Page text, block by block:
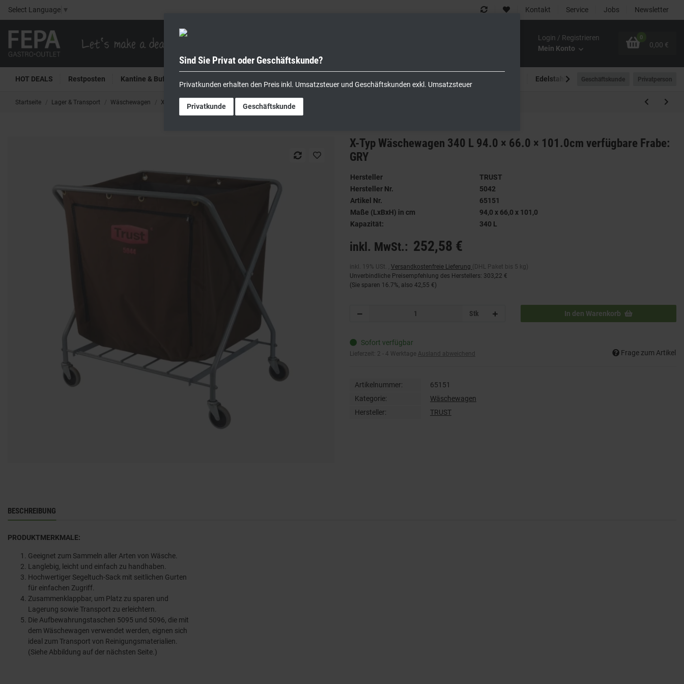
Select Language ▼ Kontakt Service Jobs Newsletter
Login / Registrieren
Mein Konto
0
0,00 €
HOT DEALS Restposten Kantine & Buffet Edelstahlmöbel Outdoor-Bereich
Geschäftskunde Privatperson
Startseite Lager & Transport Wäschewagen X-Typ Wäschewagen 340 L 94.0 × 66.0 × 101.0cm verfügbare Frabe: GRY
X-Typ Wäschewagen 340 L 94.0 × 66.0 × 101.0cm verfügbare Frabe:
GRY
Hersteller
TRUST
Hersteller Nr.
5042
Artikel Nr.
65151
Maße (LxBxH) in cm
94,0 x 66,0 x 101,0
Kapazität:
340 L
inkl. MwSt.: 252,58 €
inkl. 19% USt. , Versandkostenfreie Lieferung (DHL Paket bis 5 kg)
Unverbindliche Preisempfehlung des Herstellers: 303,22 €
(Sie sparen 16.7%, also 42,55 €)
Stk In den Warenkorb
Sofort verfügbar
Lieferzeit: 2 - 4 Werktage Ausland abweichend Frage zum Artikel
Artikelnummer:
65151
Kategorie:
Wäschewagen
Hersteller:
TRUST
BESCHREIBUNG
PRODUKTMERKMALE:
Geeignet zum Sammeln aller Arten von Wäsche.
Langlebig, leicht und einfach zu handhaben.
Hochwertiger Segeltuch-Sack mit seitlichen Gurten
für einfachen Zugriff.
Zusammenklappbar, um Platz zu sparen und
Lagerung sowie Transport zu erleichtern.
Die Aufbewahrungstaschen 5095 und 5096, die mit
dem Wäschewagen verwendet werden, eignen sich
ideal zum Transport von Reinigungsmaterialien.
(Siehe Abbildung auf der nächsten Seite.)
Sind Sie Privat oder Geschäftskunde?
Privatkunden erhalten den Preis inkl. Umsatzsteuer und Geschäftskunden exkl. Umsatzsteuer
Privatkunde Geschäftskunde